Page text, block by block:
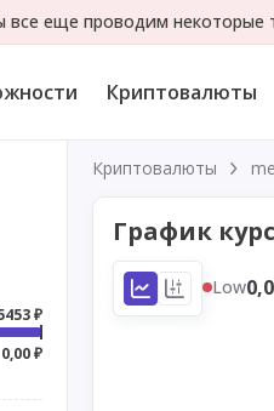
все еще проводим некоторые
Криптовалюты
₽
0,00 ₽
Криптовалюты
График
Low